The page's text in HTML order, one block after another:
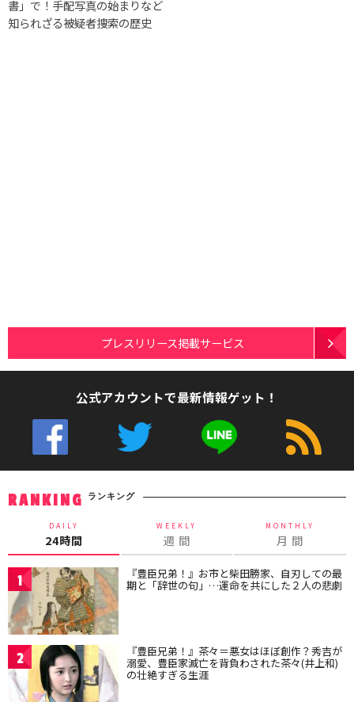
書」で！手配写真の始まりなど
知られざる被疑者捜索の歴史
プレスリリース掲載サービス
公式アカウントで最新情報ゲット！
RANKING ランキング
DAILY
24時間
WEEKLY
週 間
MONTHLY
月 間
1 『豊臣兄弟！』お市と柴田勝家、自刃しての最
期と「辞世の句」…運命を共にした２人の悲劇
2 『豊臣兄弟！』茶々＝悪女はほぼ創作？秀吉が
溺愛、豊臣家滅亡を背負わされた茶々(井上和)
の壮絶すぎる生涯